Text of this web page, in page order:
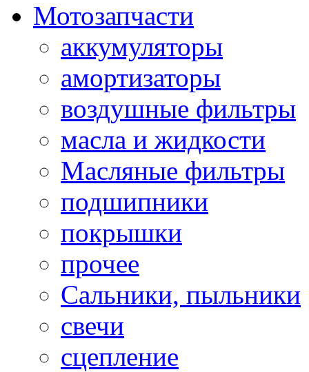
Мотозапчасти
аккумуляторы
амортизаторы
воздушные фильтры
масла и жидкости
Масляные фильтры
подшипники
покрышки
прочее
Сальники, пыльники
свечи
сцепление